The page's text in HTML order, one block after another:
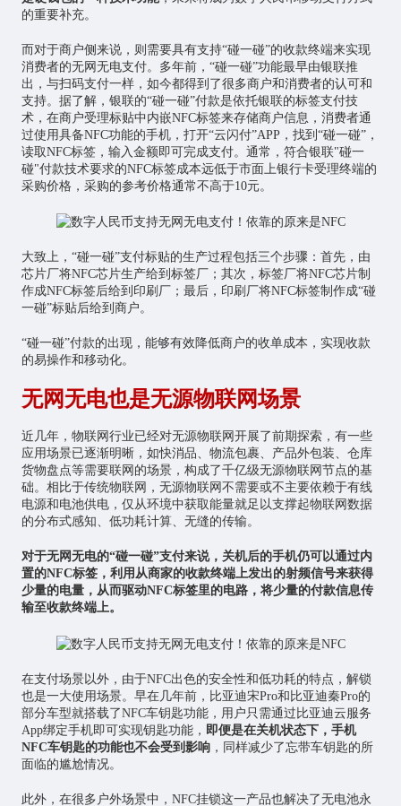
的重要补充。
而对于商户侧来说，则需要具有支持“碰一碰”的收款终端来实现
消费者的无网无电支付。多年前，“碰一碰”功能最早由银联推
出，与扫码支付一样，如今都得到了很多商户和消费者的认可和
支持。据了解，银联的“碰一碰”付款是依托银联的标签支付技
术，在商户受理标贴中内嵌NFC标签来存储商户信息，消费者通
过使用具备NFC功能的手机，打开“云闪付”APP，找到“碰一碰”，
读取NFC标签，输入金额即可完成支付。通常，符合银联"碰一
碰"付款技术要求的NFC标签成本远低于市面上银行卡受理终端的
采购价格，采购的参考价格通常不高于10元。
大致上，“碰一碰”支付标贴的生产过程包括三个步骤：首先，由
芯片厂将NFC芯片生产给到标签厂；其次，标签厂将NFC芯片制
作成NFC标签后给到印刷厂；最后，印刷厂将NFC标签制作成“碰
一碰”标贴后给到商户。
“碰一碰”付款的出现，能够有效降低商户的收单成本，实现收款
的易操作和移动化。
无网无电也是无源物联网场景
近几年， 物联网 行业已经对无源物联网 开展了前期探索，有一些
应用场景已逐渐明晰，如快消品、物流包裹、产品外包装、仓库
货物盘点等需要联网的场景，构成了千亿级无源物联网节点的基
础。相比于传统物联网，无源物联网不需要或不主要依赖于有线
电源和电池供电，仅从环境中获取能量就足以支撑起物联网数据
的分布式感知、低功耗计算、无缝的传输。
对于无网无电的“碰一碰”支付来说，关机后的手机仍可以通过内
置的NFC标签，利用从商家的收款终端上发出的射频信号来获得
少量的电量，从而驱动NFC标签里的电路，将少量的付款信息传
输至收款终端上。
在支付场景以外，由于NFC出色的安全性和低功耗的特点，解锁
也是一大使用场景。早在几年前，比亚迪宋Pro和比亚迪秦Pro的
部分车型就搭载了NFC车钥匙功能，用户只需通过比亚迪云服务
App绑定手机即可实现钥匙功能， 即便是在关机状态下，手机
NFC车钥匙的功能也不会受到影响，同样减少了忘带车钥匙的所
面临的尴尬情况。
此外，在很多户外场景中，NFC挂锁这一产品也解决了无电池永